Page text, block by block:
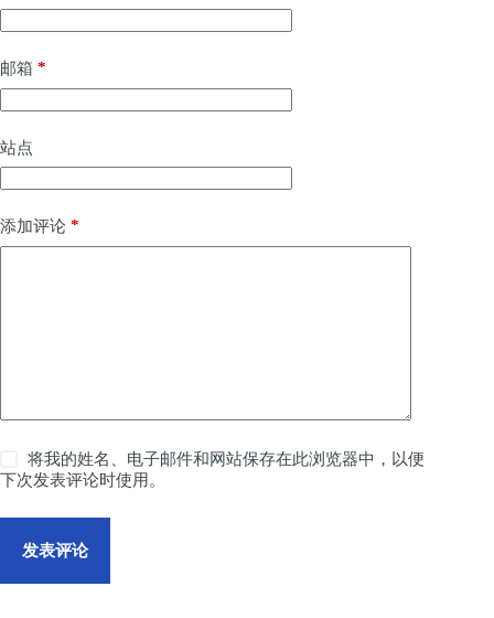
邮箱 *
站点
添加评论 *
将我的姓名、电子邮件和网站保存在此浏览器中，以便
下次发表评论时使用。
发表评论